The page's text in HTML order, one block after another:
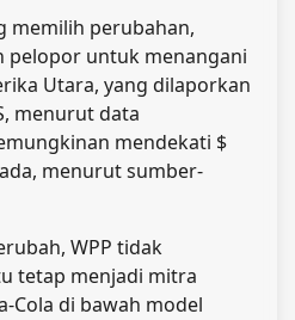
memilih perubahan,
pelopor untuk menangani
Utara, yang dilaporkan
menurut data
mendekati $
menurut sumber-
WPP tidak
tetap menjadi mitra
Cola di bawah model